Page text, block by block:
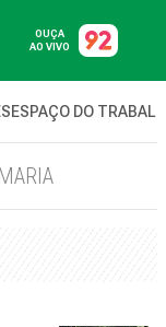
OUÇA
AO VIVO
ESPAÇO DO